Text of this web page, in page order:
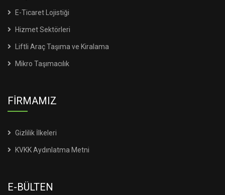
E-Ticaret Lojistiği
Hizmet Sektörleri
Liftli Araç Taşıma ve Kiralama
Mikro Taşımacılık
FİRMAMIZ
Gizlilik İlkeleri
KVKK Aydınlatma Metni
E-BÜLTEN